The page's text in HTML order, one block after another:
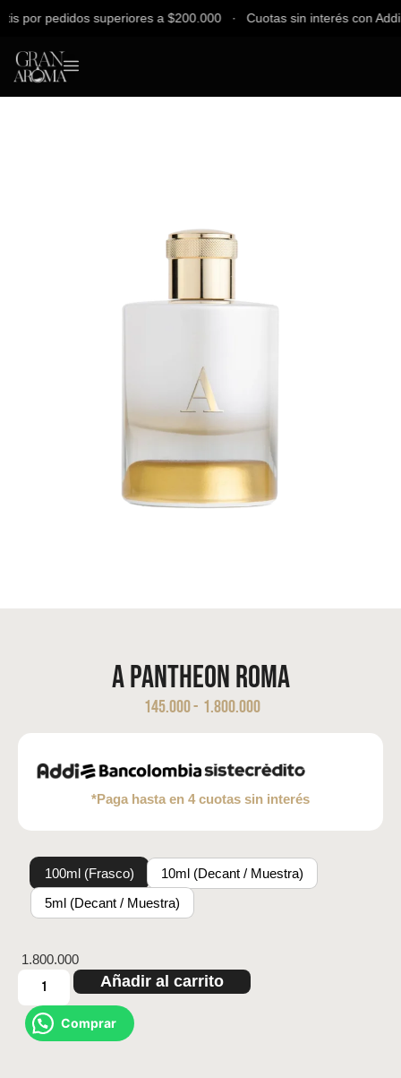
pedidos superiores a $200.000 ∙ Cuotas sin interés con Addi,
A Pantheon Roma
145.000- 1.800.000
*Paga hasta en 4 cuotas sin interés
100ml (Frasco)
10ml (Decant / Muestra)
5ml (Decant / Muestra)
1.800.000
Añadir al carrito
Comprar